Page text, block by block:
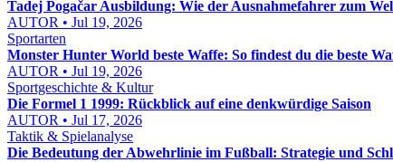
Tadej Pogačar Ausbildung: Wie der Ausnahmefahrer zum
AUTOR • Jul 19, 2026
Sportarten
Monster Hunter World beste Waffe: So findest du die beste
AUTOR • Jul 19, 2026
Sportgeschichte & Kultur
Die Formel 1 1999: Rückblick auf eine denkwürdige Saison
AUTOR • Jul 17, 2026
Taktik & Spielanalyse
Die Bedeutung der Abwehrlinie im Fußball: Strategie und